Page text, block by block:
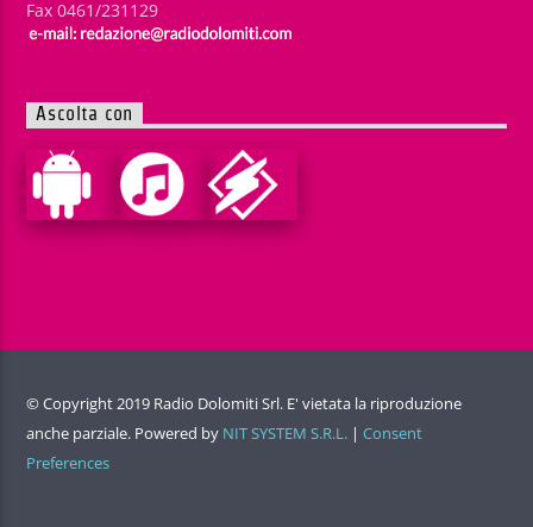
Fax 0461/231129
Ascolta con
© Copyright 2019 Radio Dolomiti Srl. E' vietata la riproduzione
anche parziale. Powered by NIT SYSTEM S.R.L. | Consent
Preferences